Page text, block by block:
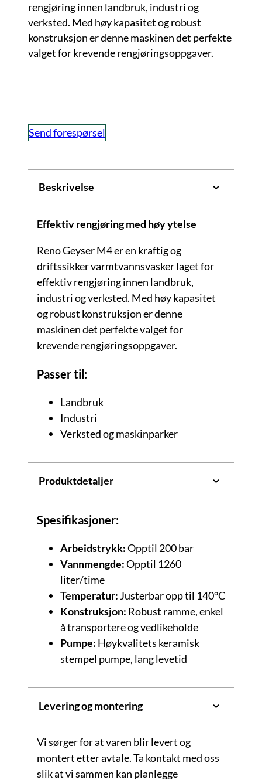
rengjøring innen landbruk, industri og
verksted. Med høy kapasitet og robust
konstruksjon er denne maskinen det perfekte
valget for krevende rengjøringsoppgaver.
Send forespørsel
Beskrivelse
Effektiv rengjøring med høy ytelse
Reno Geyser M4 er en kraftig og
driftssikker varmtvannsvasker laget for
effektiv rengjøring innen landbruk,
industri og verksted. Med høy kapasitet
og robust konstruksjon er denne
maskinen det perfekte valget for
krevende rengjøringsoppgaver.
Passer til:
Landbruk
Industri
Verksted og maskinparker
Produktdetaljer
Spesifikasjoner:
Arbeidstrykk:Opptil 200 bar
Vannmengde:Opptil 1260
liter/time
Temperatur: Justerbar opp til 140°C
Konstruksjon: Robust ramme, enkel
å transportere og vedlikeholde
Pumpe: Høykvalitets keramisk
stempel pumpe, lang levetid
Levering og montering
Vi sørger for at varen blir levert og
montert etter avtale. Ta kontakt med oss
slik at vi sammen kan planlegge